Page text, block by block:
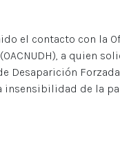
el contacto con la
a quien
Desaparición
insensibilidad de la